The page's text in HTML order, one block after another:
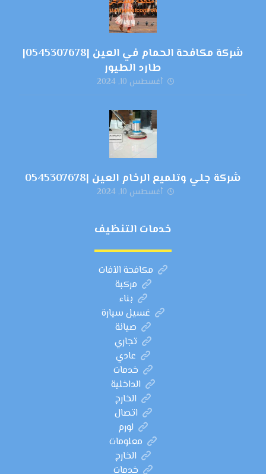
شركة مكافحة الحمام في العين |0545307678|
طارد الطيور
أغسطس 10, 2024
شركة جلي وتلميع الرخام العين |0545307678
أغسطس 10, 2024
خدمات التنظيف
مكافحة الآفات
مركبة
بناء
غسيل سيارة
صيانة
تجاري
عادي
خدمات
الداخلية
الخارج
اتصال
لورم
معلومات
الخارج
خدمات